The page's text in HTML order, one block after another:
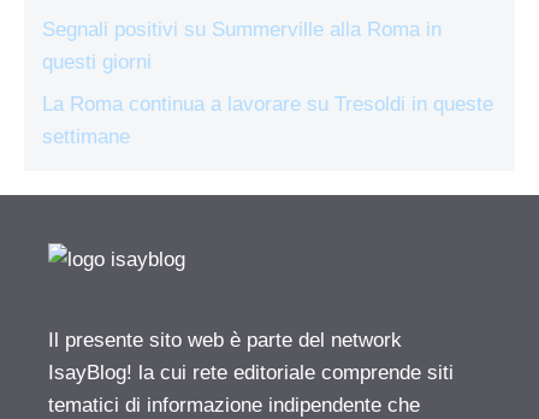
Segnali positivi su Summerville alla Roma in
questi giorni
La Roma continua a lavorare su Tresoldi in queste
settimane
Il presente sito web è parte del network
IsayBlog! la cui rete editoriale comprende siti
tematici di informazione indipendente che